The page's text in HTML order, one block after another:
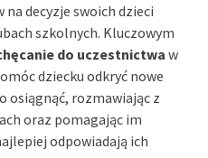
na decyzje swoich dzieci
szkolnych. Kluczowym
do uczestnictwa w
dziecku odkryć nowe
osiągnąć, rozmawiając z
oraz pomagając im
odpowiadają ich